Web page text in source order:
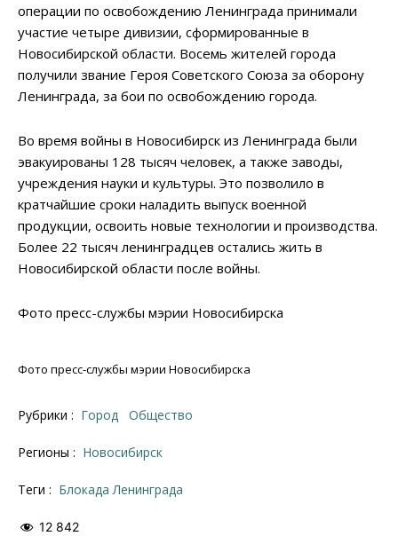
операции по освобождению Ленинграда принимали
участие четыре дивизии, сформированные в
Новосибирской области. Восемь жителей города
получили звание Героя Советского Союза за оборону
Ленинграда, за бои по освобождению города.
Во время войны в Новосибирск из Ленинграда были
эвакуированы 128 тысяч человек, а также заводы,
учреждения науки и культуры. Это позволило в
кратчайшие сроки наладить выпуск военной
продукции, освоить новые технологии и производства.
Более 22 тысяч ленинградцев остались жить в
Новосибирской области после войны.
Фото пресс-службы мэрии Новосибирска
Фото пресс-службы мэрии Новосибирска
Рубрики : Город Общество
Регионы : Новосибирск
Теги : Блокада Ленинграда
12 842